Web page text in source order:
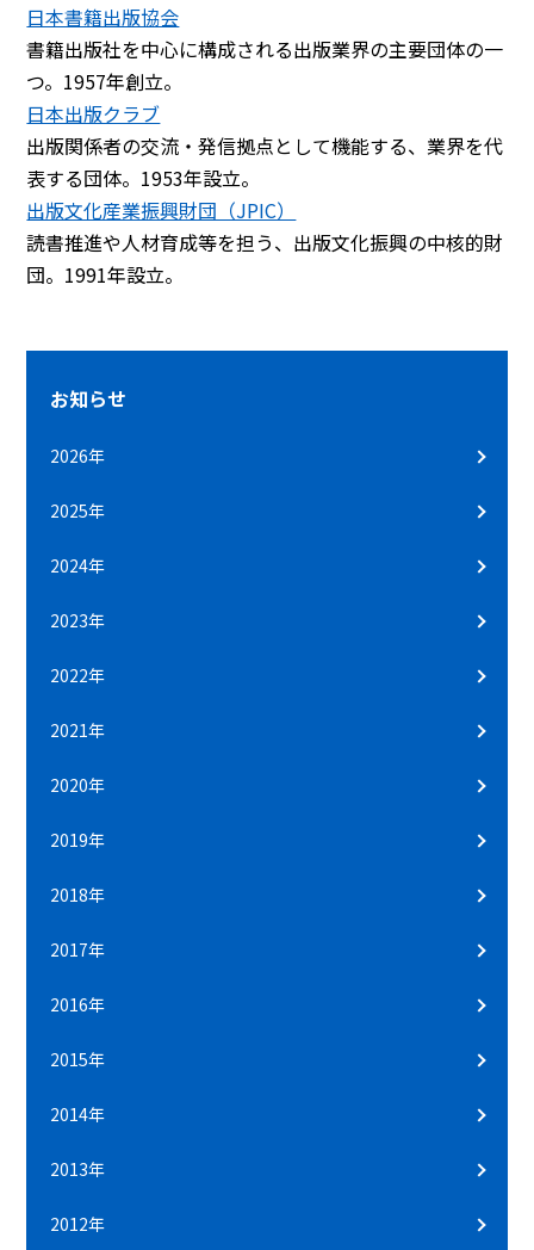
日本書籍出版協会
書籍出版社を中心に構成される出版業界の主要団体の一
つ。1957年創立。
日本出版クラブ
出版関係者の交流・発信拠点として機能する、業界を代
表する団体。1953年設立。
出版文化産業振興財団（JPIC）
読書推進や人材育成等を担う、出版文化振興の中核的財
団。1991年設立。
お知らせ
2026年
2025年
2024年
2023年
2022年
2021年
2020年
2019年
2018年
2017年
2016年
2015年
2014年
2013年
2012年